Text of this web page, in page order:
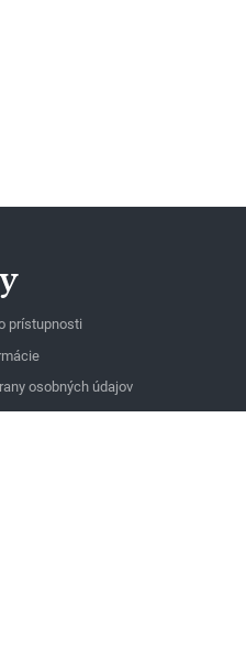
prístupnosti
osobných údajov